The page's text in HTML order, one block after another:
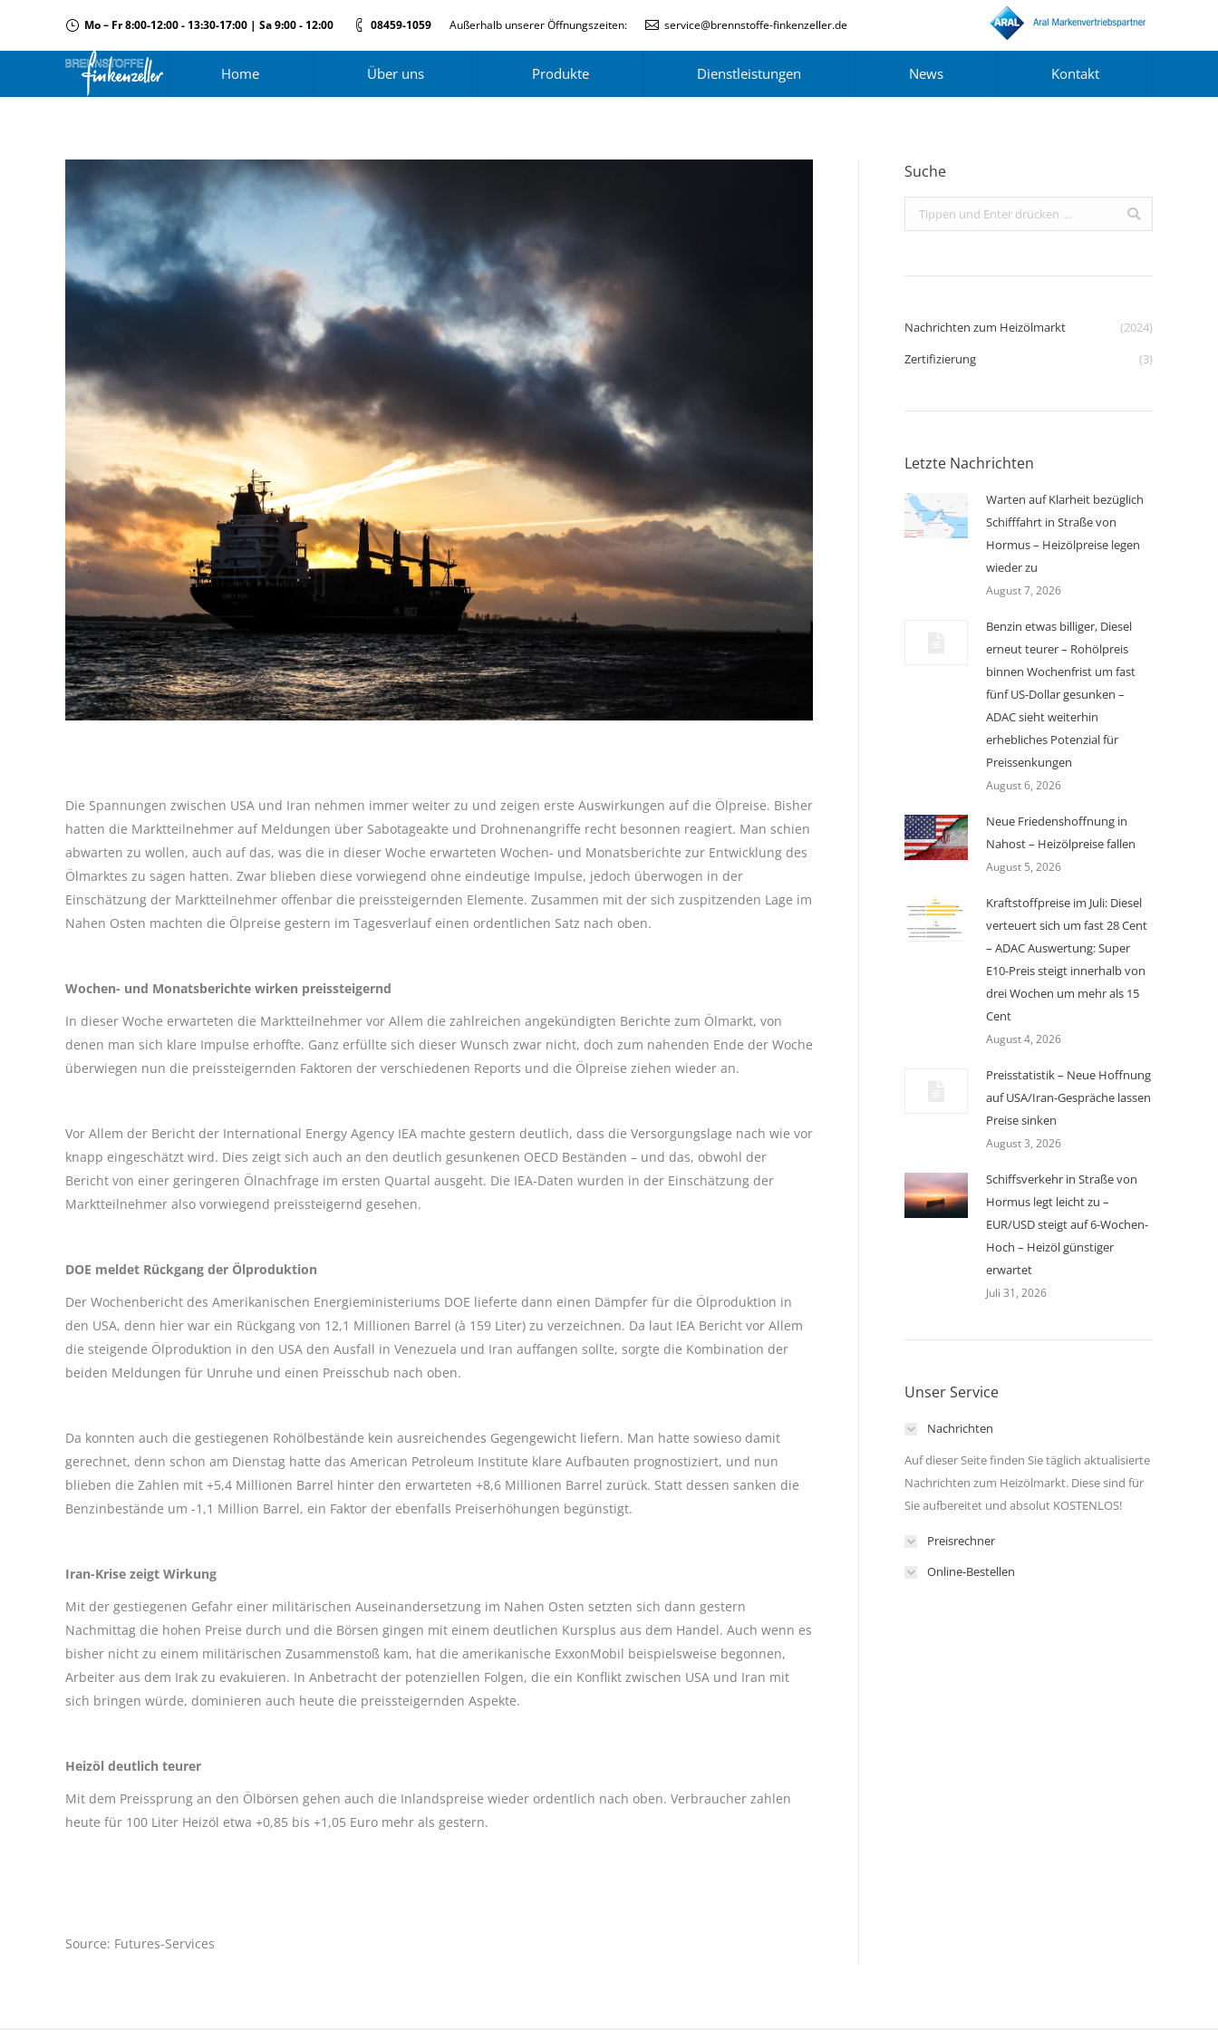
Mo – Fr 8:00-12:00 - 13:30-17:00 | Sa 9:00 - 12:00 08459-1059 Außerhalb unserer Öffnungszeiten: service@brennstoffe-finkenzeller.de
Home Über uns Produkte Dienstleistungen News Kontakt
Die Spannungen zwischen USA und Iran nehmen immer weiter zu und zeigen erste Auswirkungen auf die Ölpreise. Bisher
hatten die Marktteilnehmer auf Meldungen über Sabotageakte und Drohnenangriffe recht besonnen reagiert. Man schien
abwarten zu wollen, auch auf das, was die in dieser Woche erwarteten Wochen- und Monatsberichte zur Entwicklung des
Ölmarktes zu sagen hatten. Zwar blieben diese vorwiegend ohne eindeutige Impulse, jedoch überwogen in der
Einschätzung der Marktteilnehmer offenbar die preissteigernden Elemente. Zusammen mit der sich zuspitzenden Lage im
Nahen Osten machten die Ölpreise gestern im Tagesverlauf einen ordentlichen Satz nach oben.
Wochen- und Monatsberichte wirken preissteigernd
In dieser Woche erwarteten die Marktteilnehmer vor Allem die zahlreichen angekündigten Berichte zum Ölmarkt, von
denen man sich klare Impulse erhoffte. Ganz erfüllte sich dieser Wunsch zwar nicht, doch zum nahenden Ende der Woche
überwiegen nun die preissteigernden Faktoren der verschiedenen Reports und die Ölpreise ziehen wieder an.
Vor Allem der Bericht der International Energy Agency IEA machte gestern deutlich, dass die Versorgungslage nach wie vor
knapp eingeschätzt wird. Dies zeigt sich auch an den deutlich gesunkenen OECD Beständen – und das, obwohl der
Bericht von einer geringeren Ölnachfrage im ersten Quartal ausgeht. Die IEA-Daten wurden in der Einschätzung der
Marktteilnehmer also vorwiegend preissteigernd gesehen.
DOE meldet Rückgang der Ölproduktion
Der Wochenbericht des Amerikanischen Energieministeriums DOE lieferte dann einen Dämpfer für die Ölproduktion in
den USA, denn hier war ein Rückgang von 12,1 Millionen Barrel (à 159 Liter) zu verzeichnen. Da laut IEA Bericht vor Allem
die steigende Ölproduktion in den USA den Ausfall in Venezuela und Iran auffangen sollte, sorgte die Kombination der
beiden Meldungen für Unruhe und einen Preisschub nach oben.
Da konnten auch die gestiegenen Rohölbestände kein ausreichendes Gegengewicht liefern. Man hatte sowieso damit
gerechnet, denn schon am Dienstag hatte das American Petroleum Institute klare Aufbauten prognostiziert, und nun
blieben die Zahlen mit +5,4 Millionen Barrel hinter den erwarteten +8,6 Millionen Barrel zurück. Statt dessen sanken die
Benzinbestände um -1,1 Million Barrel, ein Faktor der ebenfalls Preiserhöhungen begünstigt.
Iran-Krise zeigt Wirkung
Mit der gestiegenen Gefahr einer militärischen Auseinandersetzung im Nahen Osten setzten sich dann gestern
Nachmittag die hohen Preise durch und die Börsen gingen mit einem deutlichen Kursplus aus dem Handel. Auch wenn es
bisher nicht zu einem militärischen Zusammenstoß kam, hat die amerikanische ExxonMobil beispielsweise begonnen,
Arbeiter aus dem Irak zu evakuieren. In Anbetracht der potenziellen Folgen, die ein Konflikt zwischen USA und Iran mit
sich bringen würde, dominieren auch heute die preissteigernden Aspekte.
Heizöl deutlich teurer
Mit dem Preissprung an den Ölbörsen gehen auch die Inlandspreise wieder ordentlich nach oben. Verbraucher zahlen
heute für 100 Liter Heizöl etwa +0,85 bis +1,05 Euro mehr als gestern.
Source: Futures-Services
Suche
Search:
Nachrichten zum Heizölmarkt
(2024)
Zertifizierung
(3)
Letzte Nachrichten
Warten auf Klarheit bezüglich
Schifffahrt in Straße von
Hormus – Heizölpreise legen
wieder zu
August 7, 2026
Benzin etwas billiger, Diesel
erneut teurer – Rohölpreis
binnen Wochenfrist um fast
fünf US-Dollar gesunken –
ADAC sieht weiterhin
erhebliches Potenzial für
Preissenkungen
August 6, 2026
Neue Friedenshoffnung in
Nahost – Heizölpreise fallen
August 5, 2026
Kraftstoffpreise im Juli: Diesel
verteuert sich um fast 28 Cent
– ADAC Auswertung: Super
E10-Preis steigt innerhalb von
drei Wochen um mehr als 15
Cent
August 4, 2026
Preisstatistik – Neue Hoffnung
auf USA/Iran-Gespräche lassen
Preise sinken
August 3, 2026
Schiffsverkehr in Straße von
Hormus legt leicht zu –
EUR/USD steigt auf 6-Wochen-
Hoch – Heizöl günstiger
erwartet
Juli 31, 2026
Unser Service
Nachrichten
Auf dieser Seite finden Sie täglich aktualisierte
Nachrichten zum Heizölmarkt. Diese sind für
Sie aufbereitet und absolut KOSTENLOS!
Preisrechner
Online-Bestellen